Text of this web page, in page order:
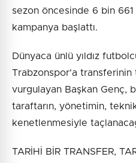
sezon öncesinde 6 bin
kampanya başlattı.
Dünyaca ünlü yıldız
Trabzonspor'a transferinin
vurgulayan Başkan Genç,
taraftarın, yönetimin,
kenetlenmesiyle
TARİHİ BİR TRANSFER,